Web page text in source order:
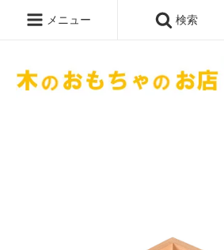
メニュー 検索